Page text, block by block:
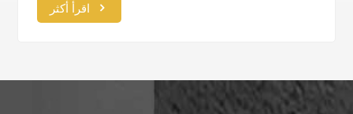
اقرأ أكثر